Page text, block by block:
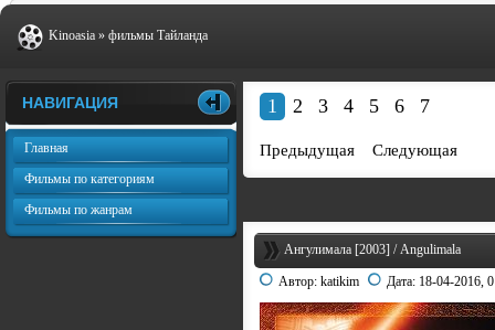
Kinoasia » фильмы Тайланда
1 2 3 4 5 6 7
Предыдущая Следующая
Ангулимала [2003] / Angulimala
Автор: katikim Дата: 18-04-2016,
НАВИГАЦИЯ
Главная
Фильмы по категориям
Фильмы по жанрам